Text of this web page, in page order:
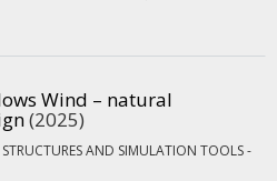
Wind – natural
(2025)
AND SIMULATION TOOLS -